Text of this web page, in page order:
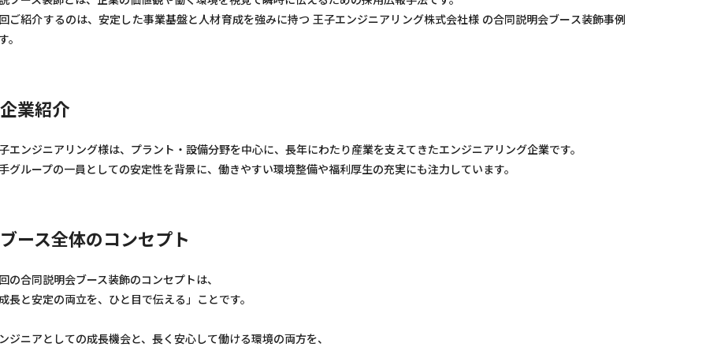
ご紹介するのは、安定した事業基盤と人材育成を強みに持つ 王子エンジニアリング株式会社様 の合同説明会ブース装飾事例
。
企業紹介
エンジニアリング様は、プラント・設備分野を中心に、長年にわたり産業を支えてきたエンジニアリング企業です。
グループの一員としての安定性を背景に、働きやすい環境整備や福利厚生の充実にも注力しています。
ブース全体のコンセプト
の合同説明会ブース装飾のコンセプトは、
成長と安定の両立を、ひと目で伝える」ことです。
ジニアとしての成長機会と、長く安心して働ける環境の両方を、